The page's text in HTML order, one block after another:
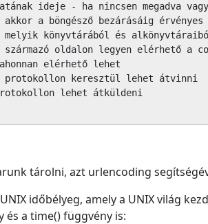
ideje - ha nincsen megadva
a böngésző bezárásáig érvényes
könyvtárából és
elérhető a
elérhető lehet
keresztül lehet átvinni
lehet átküldeni
tárolni, azt urlencoding
időbélyeg, amely a UNIX világ
a time() függvény is: